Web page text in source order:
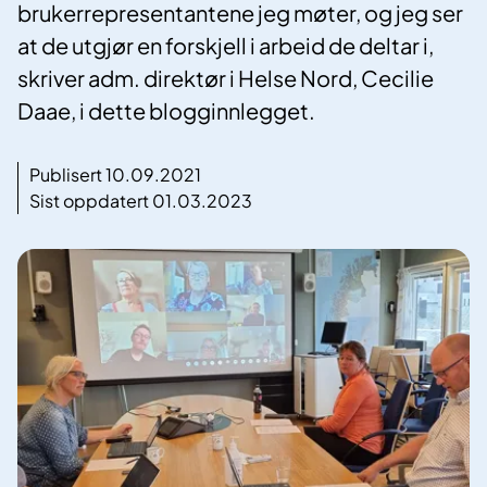
brukerrepresentantene jeg møter, og jeg ser
at de utgjør en forskjell i arbeid de deltar i,
skriver adm. direktør i Helse Nord, Cecilie
Daae, i dette blogginnlegget.
Publisert 10.09.2021
Sist oppdatert 01.03.2023